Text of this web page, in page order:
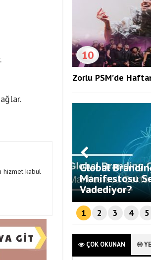
hizmet kabul
10
Zorlu PSM’de
Yeni
Global
Manifestosu
Vadediyor?
1 2 3 4 5
ÇOK OKUNAN